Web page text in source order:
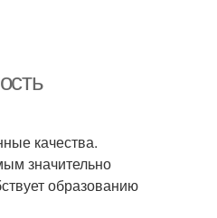
качества.
значительно
образованию